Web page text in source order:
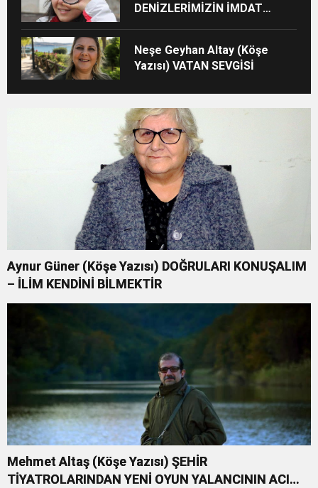
DENİZLERİMİZİN İMDAT
Neşe Geyhan Altay (Köşe
Yazısı) VATAN SEVGİSİ
Aynur Güner (Köşe Yazısı) DOĞRULARI KONUŞALIM
– İLİM KENDİNİ BİLMEKTİR
Mehmet Altaş (Köşe Yazısı) ŞEHİR
TİYATROLARINDAN YENİ OYUN YALANCININ ACI